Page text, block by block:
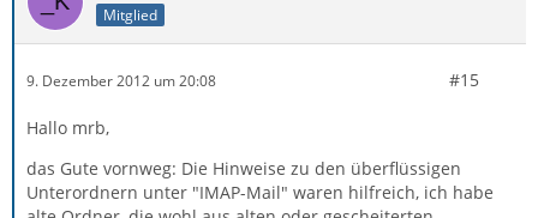
Mitglied
9. Dezember 2012 um 20:08 #15
Hallo mrb,
das Gute vornweg: Die Hinweise zu den überflüssigen
Unterordnern unter "IMAP-Mail" waren hilfreich, ich habe